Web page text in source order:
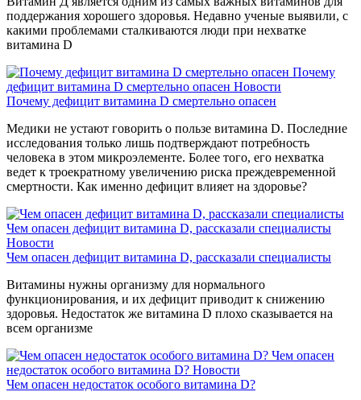
поддержания хорошего здоровья. Недавно ученые выявили, с
какими проблемами сталкиваются люди при нехватке
витамина D
Почему
дефицит витамина D смертельно опасен Новости
Почему дефицит витамина D смертельно опасен
Медики не устают говорить о пользе витамина D. Последние
исследования только лишь подтверждают потребность
человека в этом микроэлементе. Более того, его нехватка
ведет к троекратному увеличению риска преждевременной
смертности. Как именно дефицит влияет на здоровье?
Чем опасен дефицит витамина D, рассказали специалисты
Новости
Чем опасен дефицит витамина D, рассказали специалисты
Витамины нужны организму для нормального
функционирования, и их дефицит приводит к снижению
здоровья. Недостаток же витамина D плохо сказывается на
всем организме
Чем опасен
недостаток особого витамина D? Новости
Чем опасен недостаток особого витамина D?